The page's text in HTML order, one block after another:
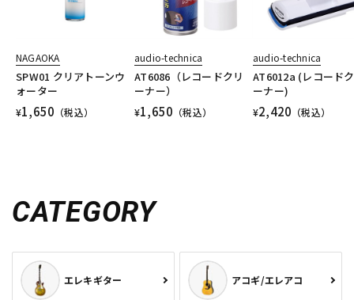
NAGAOKA
SPW01 クリアトーンウ
ォーター
¥1,650 （税込）
audio-technica
AT6086（レコードクリ
ーナー）
¥1,650 （税込）
audio-technica
AT6012a (レコード
ーナー)
¥2,420 （税込）
CATEGORY
エレキギター アコギ/エレアコ